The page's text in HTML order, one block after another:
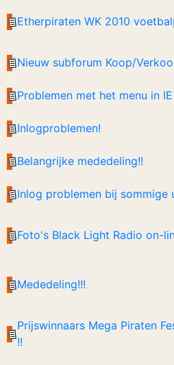
Etherpiraten WK 2010
Nieuw subforum Koop/
Problemen met het menu in
Inlogproblemen!
Belangrijke mededeling!!
Inlog problemen bij sommige
Foto's Black Light Radio on-
Mededeling!!!
Prijswinnaars Mega Piraten
!!